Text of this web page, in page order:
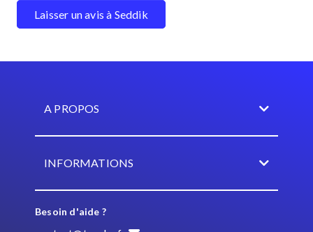
Laisser un avis à Seddik
A PROPOS
INFORMATIONS
Besoin d'aide ?